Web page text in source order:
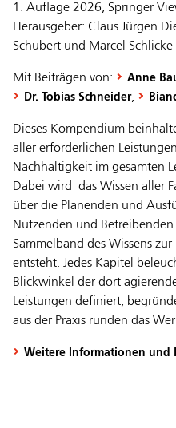
1. Auflage 2026, Springer
Herausgeber: Claus Jürgen
Schubert und Marcel Schlicke
Mit Beiträgen von: Anne
Dr. Tobias Schneider,
Dieses Kompendium
aller erforderlichen
Nachhaltigkeit im gesamten
Dabei wird das Wissen aller
über die Planenden und
Nutzenden und
Sammelband des Wissens
entsteht. Jedes Kapitel
Blickwinkel der dort
Leistungen definiert,
aus der Praxis runden das
Weitere Informationen und